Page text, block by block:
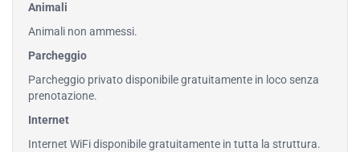
Animali
Animali non ammessi.
Parcheggio
Parcheggio privato disponibile gratuitamente in loco senza
prenotazione.
Internet
Internet WiFi disponibile gratuitamente in tutta la struttura.